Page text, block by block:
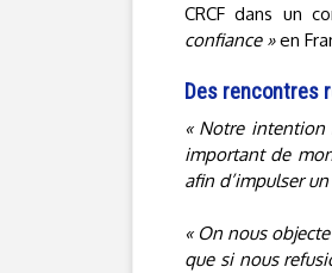
CRCF dans un
confiance »en
Des rencontres
« Notre intention
important de
afin d’impulser
« On nous
que si nous